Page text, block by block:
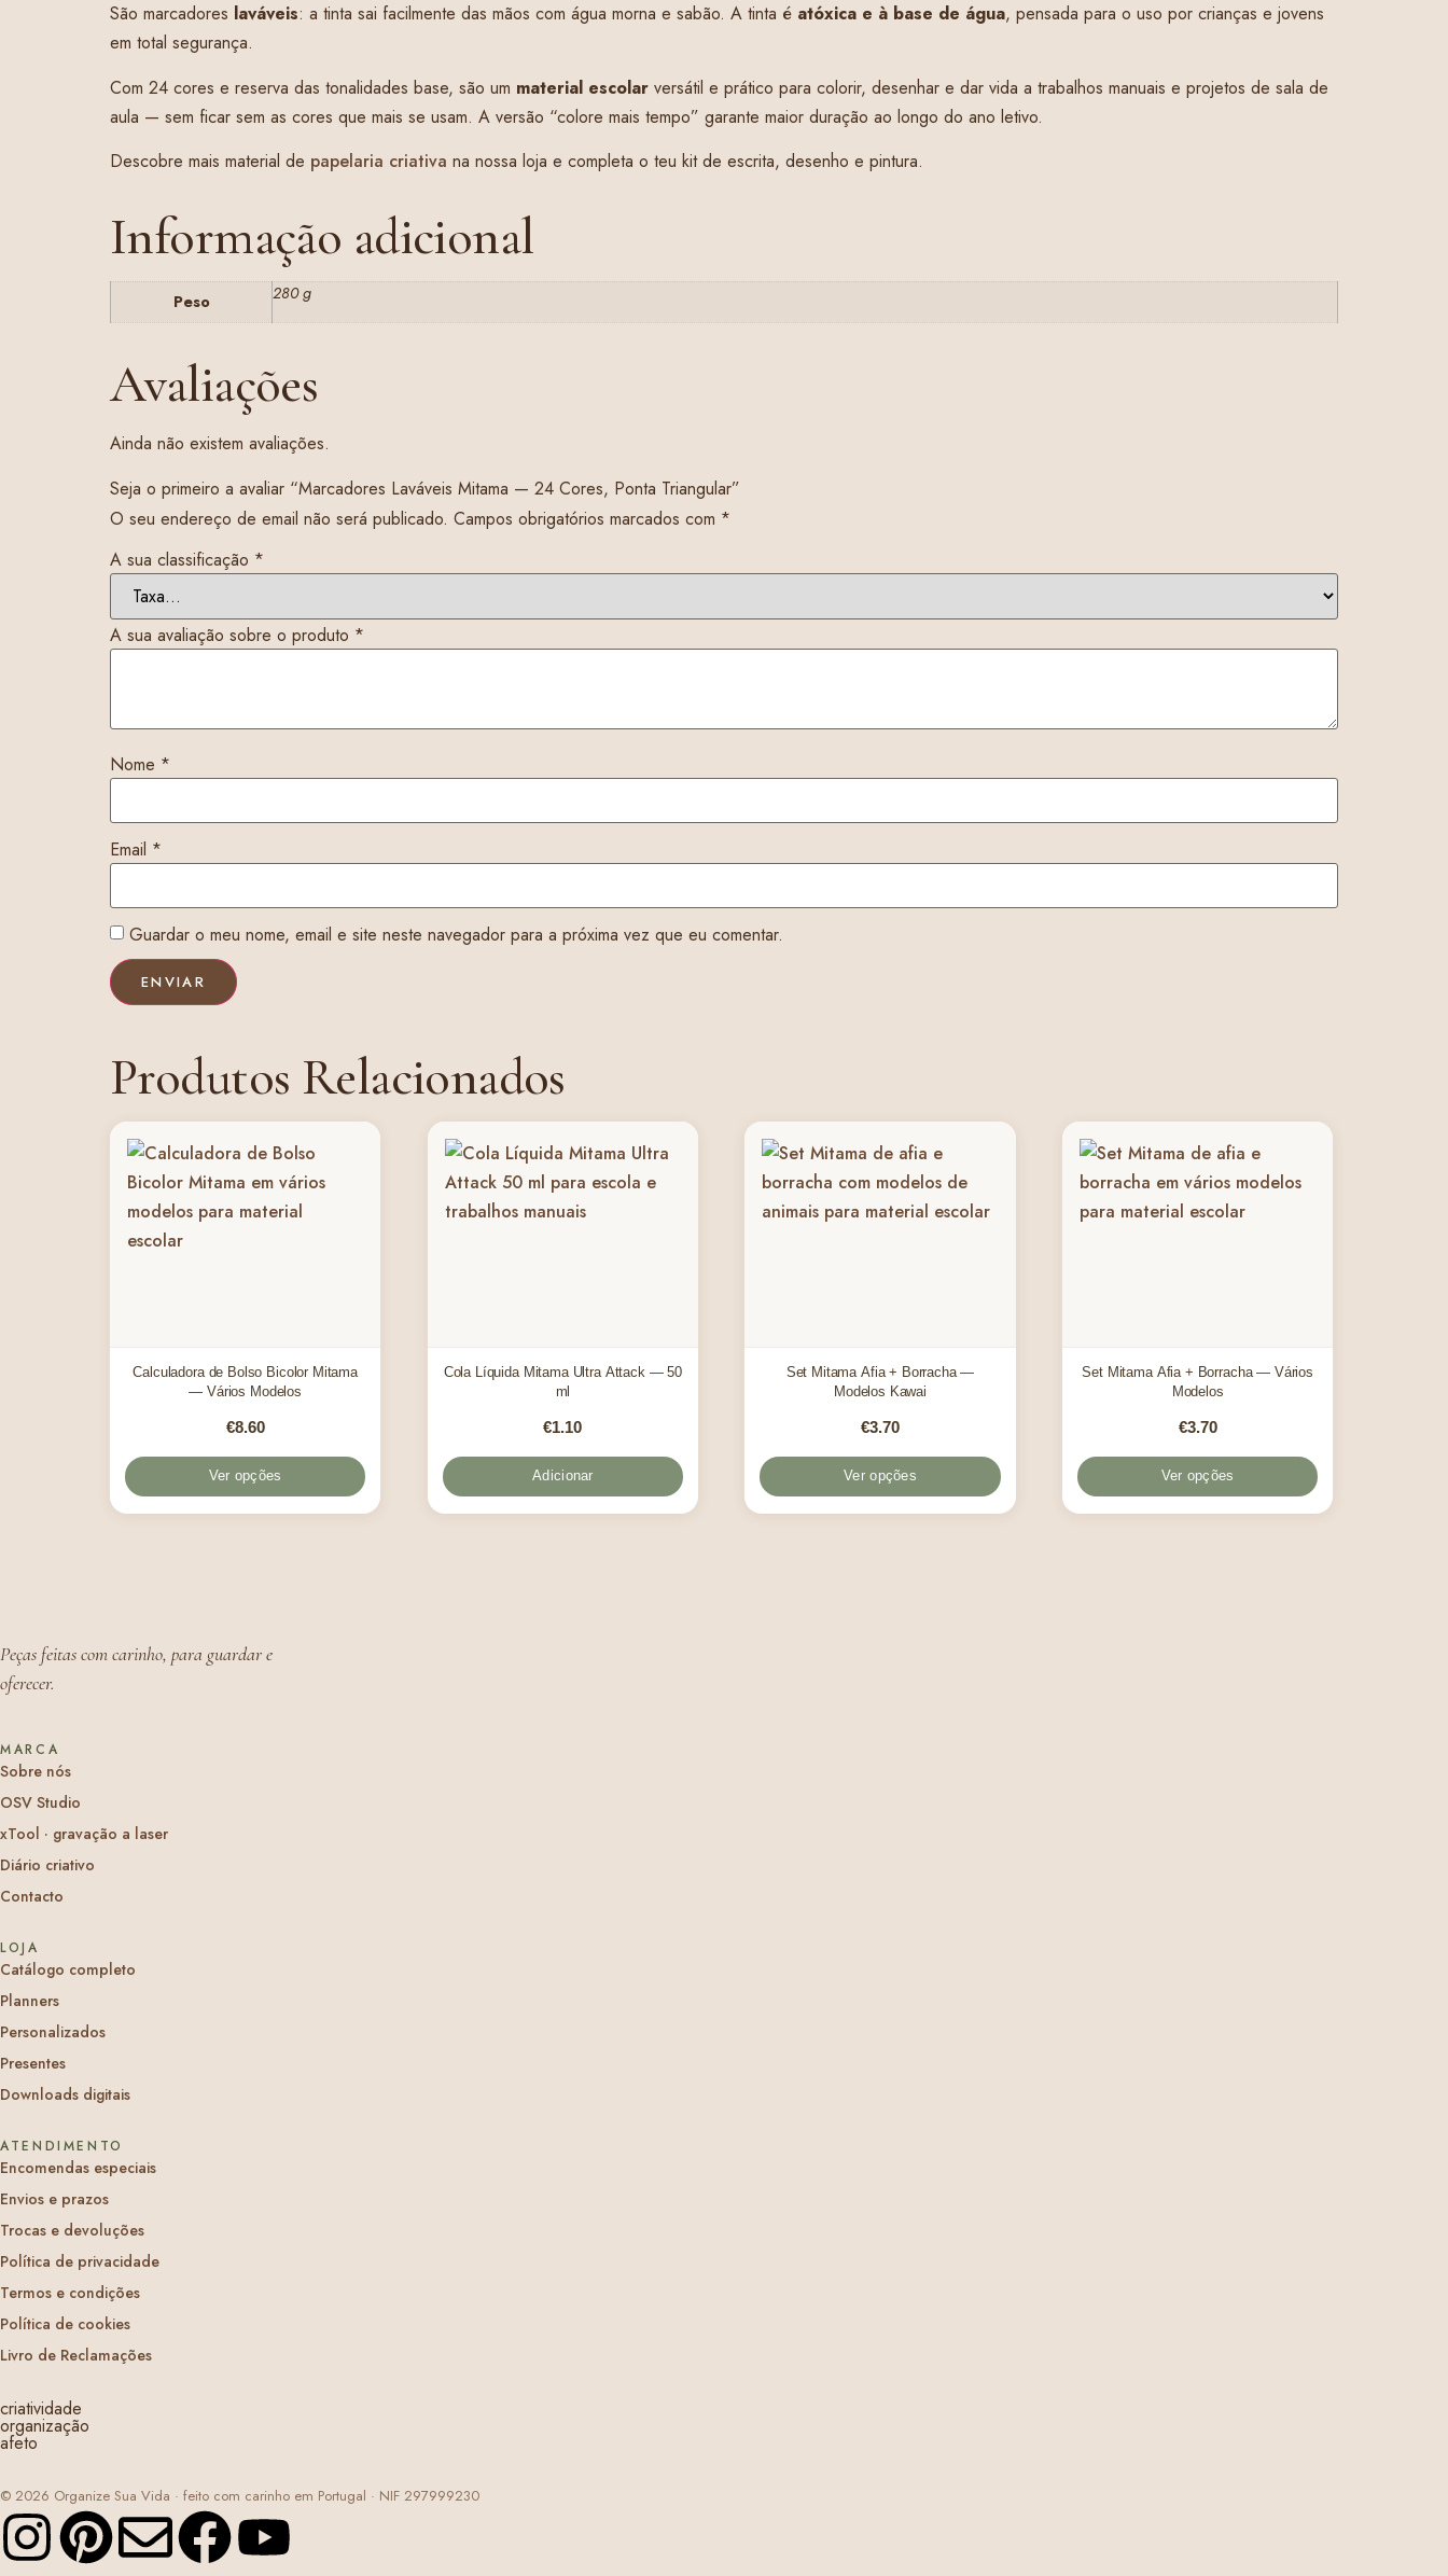
São marcadores laváveis: a tinta sai facilmente das mãos com água morna e sabão. A tinta é atóxica e à base de água, pensada para o uso por crianças e jovens
em total segurança.
Com 24 cores e reserva das tonalidades base, são um material escolar versátil e prático para colorir, desenhar e dar vida a trabalhos manuais e projetos de sala de
aula — sem ficar sem as cores que mais se usam. A versão “colore mais tempo” garante maior duração ao longo do ano letivo.
Descobre mais material de papelaria criativa na nossa loja e completa o teu kit de escrita, desenho e pintura.
Informação adicional
Peso 280 g
Avaliações
Ainda não existem avaliações.
Seja o primeiro a avaliar “Marcadores Laváveis Mitama — 24 Cores, Ponta Triangular”
O seu endereço de email não será publicado. Campos obrigatórios marcados com *
A sua classificação *
A sua avaliação sobre o produto *
Nome *
Email *
Guardar o meu nome, email e site neste navegador para a próxima vez que eu comentar.
Produtos Relacionados
Calculadora de Bolso Bicolor Mitama
— Vários Modelos
€8.60
Ver opções
Cola Líquida Mitama Ultra Attack — 50
ml
€1.10
Adicionar
Set Mitama Afia + Borracha —
Modelos Kawai
€3.70
Ver opções
Set Mitama Afia + Borracha — Vários
Modelos
€3.70
Ver opções
Peças feitas com carinho, para guardar e
oferecer.
MARCA
Sobre nós
OSV Studio
xTool · gravação a laser
Diário criativo
Contacto
LOJA
Catálogo completo
Planners
Personalizados
Presentes
Downloads digitais
ATENDIMENTO
Encomendas especiais
Envios e prazos
Trocas e devoluções
Política de privacidade
Termos e condições
Política de cookies
Livro de Reclamações
criatividade
organização
afeto
© 2026 Organize Sua Vida · feito com carinho em Portugal · NIF 297999230